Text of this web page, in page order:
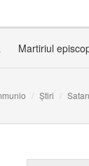
Martiriul
Știri